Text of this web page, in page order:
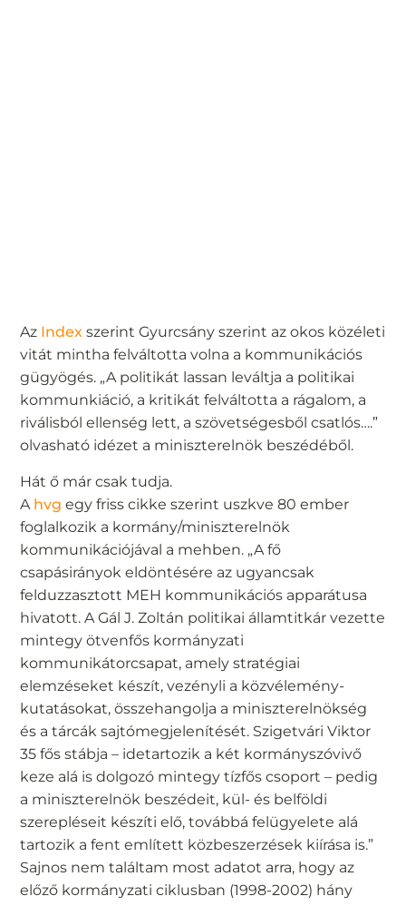
Az Index szerint Gyurcsány szerint az okos közéleti
vitát mintha felváltotta volna a kommunikációs
gügyögés. „A politikát lassan leváltja a politikai
kommunkiáció, a kritikát felváltotta a rágalom, a
riválisból ellenség lett, a szövetségesből csatlós….”
olvasható idézet a miniszterelnök beszédéből.
Hát ő már csak tudja.
A hvgegy friss cikke szerint uszkve 80 ember
foglalkozik a kormány/miniszterelnök
kommunikációjával a mehben. „A fő
csapásirányok eldöntésére az ugyancsak
felduzzasztott MEH kommunikációs apparátusa
hivatott. A Gál J. Zoltán politikai államtitkár vezette
mintegy ötvenfős kormányzati
kommunikátorcsapat, amely stratégiai
elemzéseket készít, vezényli a közvélemény-
kutatásokat, összehangolja a miniszterelnökség
és a tárcák sajtómegjelenítését. Szigetvári Viktor
35 fős stábja – idetartozik a két kormányszóvivő
keze alá is dolgozó mintegy tízfős csoport – pedig
a miniszterelnök beszédeit, kül- és belföldi
szerepléseit készíti elő, továbbá felügyelete alá
tartozik a fent említett közbeszerzések kiírása is.”
Sajnos nem találtam most adatot arra, hogy az
előző kormányzati ciklusban (1998-2002) hány